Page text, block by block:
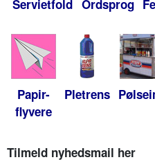
Servietfold Ordsprog
Papir-
flyvere
Pletrens
Tilmeld nyhedsmail her